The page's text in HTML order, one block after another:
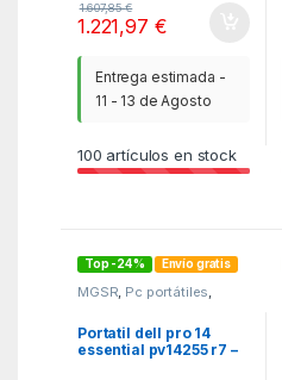
1.607,85€
1.221,97 €
Entrega estimada -
11 - 13 de Agosto
100 artículos en stock
Top -24% Envío gratis
MGSR, Pc portátiles,
Portatil dell pro 14
essential pv14255 r7 –